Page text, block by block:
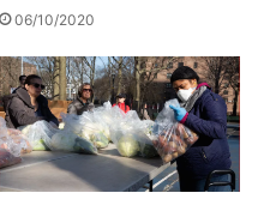
06/10/2020